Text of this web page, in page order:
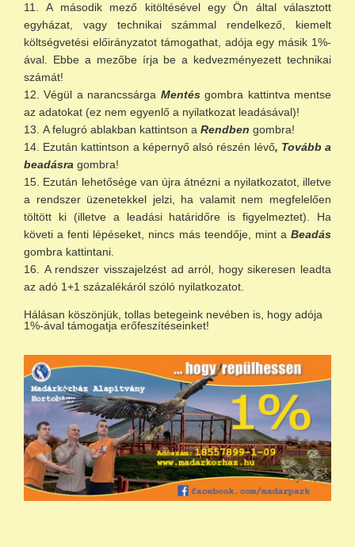
A második mező kitöltésével egy Ön által választott
egyházat, vagy technikai számmal rendelkező, kiemelt
költségvetési előirányzatot támogathat, adója egy másik 1%-
ával. Ebbe a mezőbe írja be a kedvezményezett technikai
számát!
Végül a narancssárga Mentésgombra kattintva mentse
az adatokat (ez nem egyenlő a nyilatkozat leadásával)!
A felugró ablakban kattintson a Rendben gombra!
Ezután kattintson a képernyő alsó részén lévő, Tovább a
beadásra gombra!
Ezután lehetősége van újra átnézni a nyilatkozatot, illetve
a rendszer üzenetekkel jelzi, ha valamit nem megfelelően
töltött ki (illetve a leadási határidőre is figyelmeztet). Ha
követi a fenti lépéseket, nincs más teendője, mint a Beadás
gombra kattintani.
A rendszer visszajelzést ad arról, hogy sikeresen leadta
az adó 1+1 százalékáról szóló nyilatkozatot.
Hálásan köszönjük, tollas betegeink nevében is, hogy adója
1%-ával támogatja erőfeszítéseinket!